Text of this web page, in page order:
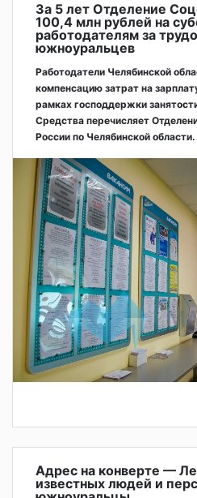
За 5 лет Отделение
100,4 млн рублей на
работодателям за
южноуральцев
Работодатели Челябинской
компенсацию затрат на
рамках господдержки
Средства перечисляет
России по Челябинской области.
Адрес на конверте —
известных людей и